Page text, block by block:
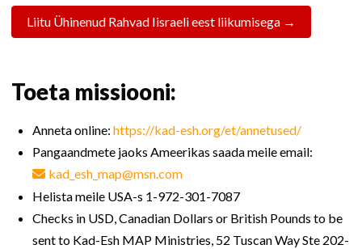
Liitu Ühinenud Rahvad Iisraeli eest liikumisega →
Toeta missiooni:
Anneta online:https://kad-esh.org/et/annetused/
Pangaandmete jaoks Ameerikas saada meile email:
kad_esh_map@msn.com
Helista meile USA-s 1-972-301-7087
Checks in USD, Canadian Dollars or British Pounds to be
sent to Kad-Esh MAP Ministries, 52 Tuscan Way Ste 202-